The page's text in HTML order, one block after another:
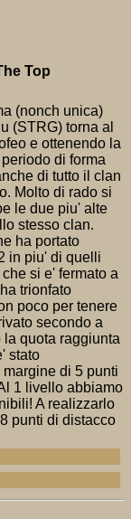
Top
(nonch unica)
(STRG) torna al
e ottenendo la
di forma
di tutto il clan
Molto di rado si
le due piu' alte
stesso clan.
ha portato
in piu' di quelli
si e' fermato a
trionfato
poco per tenere
secondo a
quota raggiunta
stato
di 5 punti
1 livello abbiamo
A realizzarlo
punti di distacco